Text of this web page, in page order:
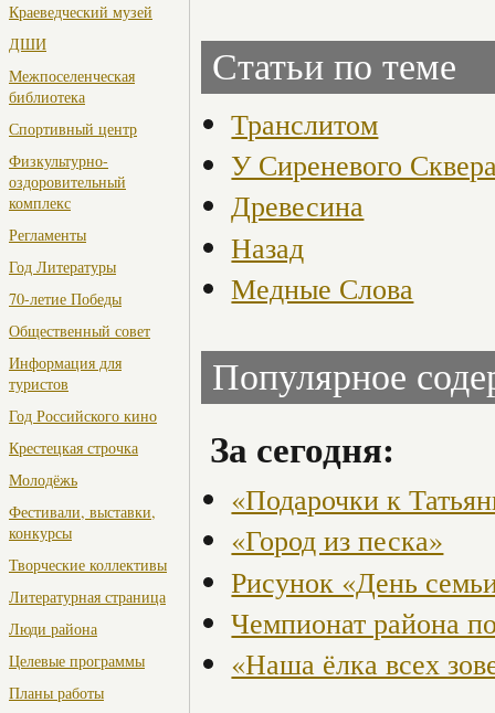
Краеведческий музей
ДШИ
Межпоселенческая
библиотека
Спортивный центр
Физкультурно-
оздоровительный
комплекс
Регламенты
Год Литературы
70-летие Победы
Общественный совет
Информация для
туристов
Год Российского кино
Крестецкая строчка
Молодёжь
Фестивали, выставки,
конкурсы
Творческие коллективы
Литературная страница
Люди района
Целевые программы
Планы работы
Статьи по теме
Транслитом
У Сиреневого
Древесина
Назад
Медные Слова
Популярное
За сегодня:
«Подарочки к
«Город из песка»
Рисунок «День
Чемпионат района
«Наша ёлка всех